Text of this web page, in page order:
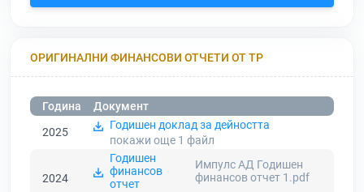
ОРИГИНАЛНИ ФИНАНСОВИ ОТЧЕТИ ОТ ТР
Година
Документ
2025
Годишен доклад за дейността
покажи още 1 файл
2024
Годишен
финансов
отчет
Импулс АД Годишен
финансов отчет 1.pdf